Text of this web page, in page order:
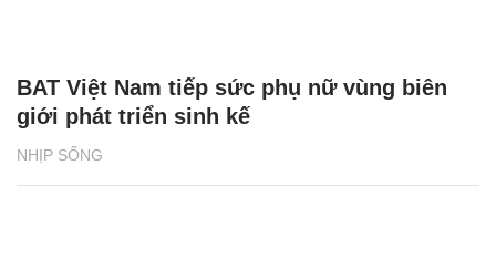
NHỊP SỐNG
BAT Việt Nam tiếp sức phụ nữ vùng biên
giới phát triển sinh kế